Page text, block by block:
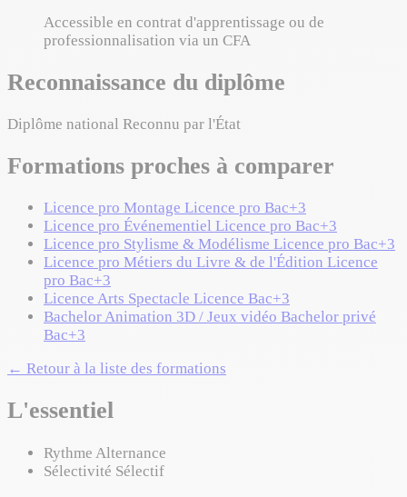
Accessible en contrat d'apprentissage ou de
professionnalisation via un CFA
Reconnaissance du diplôme
Diplôme national Reconnu par l'État
Formations proches à comparer
Licence pro Montage Licence pro Bac+3
Licence pro Événementiel Licence pro Bac+3
Licence pro Stylisme & Modélisme Licence pro Bac+3
Licence pro Métiers du Livre & de l'Édition Licence
pro Bac+3
Licence Arts Spectacle Licence Bac+3
Bachelor Animation 3D / Jeux vidéo Bachelor privé
Bac+3
← Retour à la liste des formations
L'essentiel
Rythme Alternance
Sélectivité Sélectif